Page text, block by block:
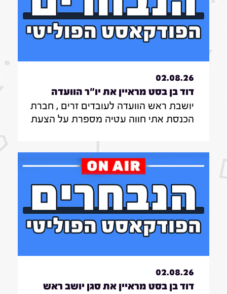
02.08.26
דוד בן בסט מראיין את יו"ר הוועדה
לעובדים זרים , חברת הכנסת אתי חווה
עטיה|31.7.26
יושבת ראש הוועדה לעובדים זרים , חברת
הכנסת אתי חווה עטיה מספרת על הצעת
עובד זר בסיעוד לבני 85 ומעלה ומה מניע
אותה בעשייה הפרלמנטרית
02.08.26
דוד בן בסט מראיין את סגן יושב ראש